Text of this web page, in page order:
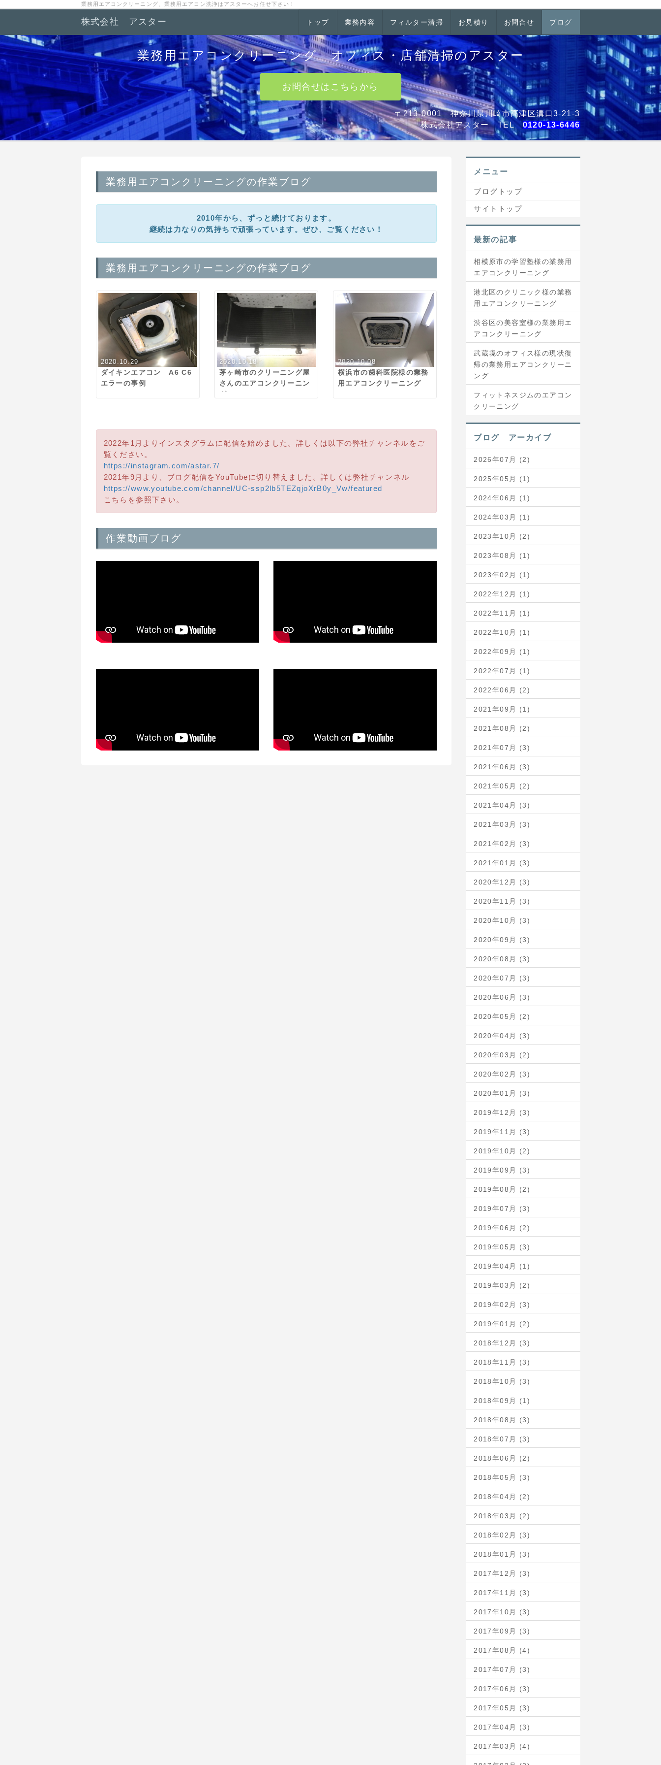
業務用エアコンクリーニング、業務用エアコン洗浄はアスターへお任せ下さい！
株式会社 アスター トップ 業務内容 フィルター清掃 お見積り お問合せ ブログ
業務用エアコンクリーニング オフィス・店舗清掃のアスター
お問合せはこちらから
〒213-0001 神奈川県川崎市高津区溝口3-21-3
株式会社アスター TEL0120-13-6446
業務用エアコンクリーニングの作業ブログ
2010年から、ずっと続けております。
継続は力なりの気持ちで頑張っています。ぜひ、ご覧ください！
業務用エアコンクリーニングの作業ブログ
2020.10.29
ダイキンエアコン A6 C6
エラーの事例
2020.10.18
茅ヶ崎市のクリーニング屋
さんのエアコンクリーニン
グ
2020.10.08
横浜市の歯科医院様の業務
用エアコンクリーニング
2022年1月よりインスタグラムに配信を始めました。詳しくは以下の弊社チャンネルをご
覧ください。
https://instagram.com/astar.7/
2021年9月より、ブログ配信をYouTubeに切り替えました。詳しくは弊社チャンネル
https://www.youtube.com/channel/UC-ssp2lb5TEZqjoXrB0y_Vw/featured
こちらを参照下さい。
作業動画ブログ
メニュー
ブログトップ
サイトトップ
最新の記事
相模原市の学習塾様の業務用
エアコンクリーニング
港北区のクリニック様の業務
用エアコンクリーニング
渋谷区の美容室様の業務用エ
アコンクリーニング
武蔵境のオフィス様の現状復
帰の業務用エアコンクリーニ
ング
フィットネスジムのエアコン
クリーニング
ブログ アーカイブ
2026年07月 (2)
2025年05月 (1)
2024年06月 (1)
2024年03月 (1)
2023年10月 (2)
2023年08月 (1)
2023年02月 (1)
2022年12月 (1)
2022年11月 (1)
2022年10月 (1)
2022年09月 (1)
2022年07月 (1)
2022年06月 (2)
2021年09月 (1)
2021年08月 (2)
2021年07月 (3)
2021年06月 (3)
2021年05月 (2)
2021年04月 (3)
2021年03月 (3)
2021年02月 (3)
2021年01月 (3)
2020年12月 (3)
2020年11月 (3)
2020年10月 (3)
2020年09月 (3)
2020年08月 (3)
2020年07月 (3)
2020年06月 (3)
2020年05月 (2)
2020年04月 (3)
2020年03月 (2)
2020年02月 (3)
2020年01月 (3)
2019年12月 (3)
2019年11月 (3)
2019年10月 (2)
2019年09月 (3)
2019年08月 (2)
2019年07月 (3)
2019年06月 (2)
2019年05月 (3)
2019年04月 (1)
2019年03月 (2)
2019年02月 (3)
2019年01月 (2)
2018年12月 (3)
2018年11月 (3)
2018年10月 (3)
2018年09月 (1)
2018年08月 (3)
2018年07月 (3)
2018年06月 (2)
2018年05月 (3)
2018年04月 (2)
2018年03月 (2)
2018年02月 (3)
2018年01月 (3)
2017年12月 (3)
2017年11月 (3)
2017年10月 (3)
2017年09月 (3)
2017年08月 (4)
2017年07月 (3)
2017年06月 (3)
2017年05月 (3)
2017年04月 (3)
2017年03月 (4)